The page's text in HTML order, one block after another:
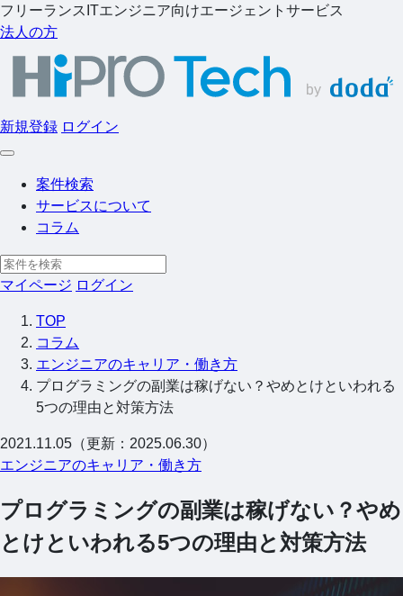
フリーランスITエンジニア向けエージェントサービス
法人の方
新規登録 ログイン
案件検索
サービスについて
コラム
マイページ ログイン
TOP
コラム
エンジニアのキャリア・働き方
プログラミングの副業は稼げない？やめとけといわれる
5つの理由と対策方法
2021.11.05（更新：2025.06.30）
エンジニアのキャリア・働き方
プログラミングの副業は稼げない？やめ
とけといわれる5つの理由と対策方法